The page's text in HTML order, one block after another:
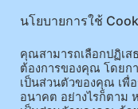
นโยบายการใช้
คุณสามารถเลือกปฏิเส
ต้องการของคุณ โดยก
เป็นส่วนตัวของคุณ เพื่
อนาคต อย่างไรก็ตาม